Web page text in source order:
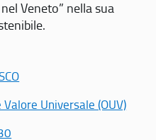
Veneto” nella sua
Universale (OUV)